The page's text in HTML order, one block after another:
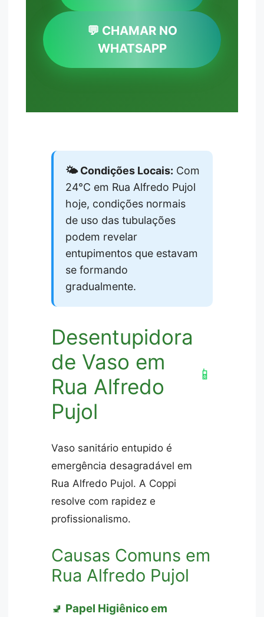
💬 CHAMAR NO
WHATSAPP
🌤️ Condições Locais: Com
24°C em Rua Alfredo Pujol
hoje, condições normais
de uso das tubulações
podem revelar
entupimentos que estavam
se formando
gradualmente.
Desentupidora
de Vaso em
Rua Alfredo
Pujol
📱
Vaso sanitário entupido é
emergência desagradável em
Rua Alfredo Pujol. A Coppi
resolve com rapidez e
profissionalismo.
Causas Comuns em
Rua Alfredo Pujol
🚽 Papel Higiênico em